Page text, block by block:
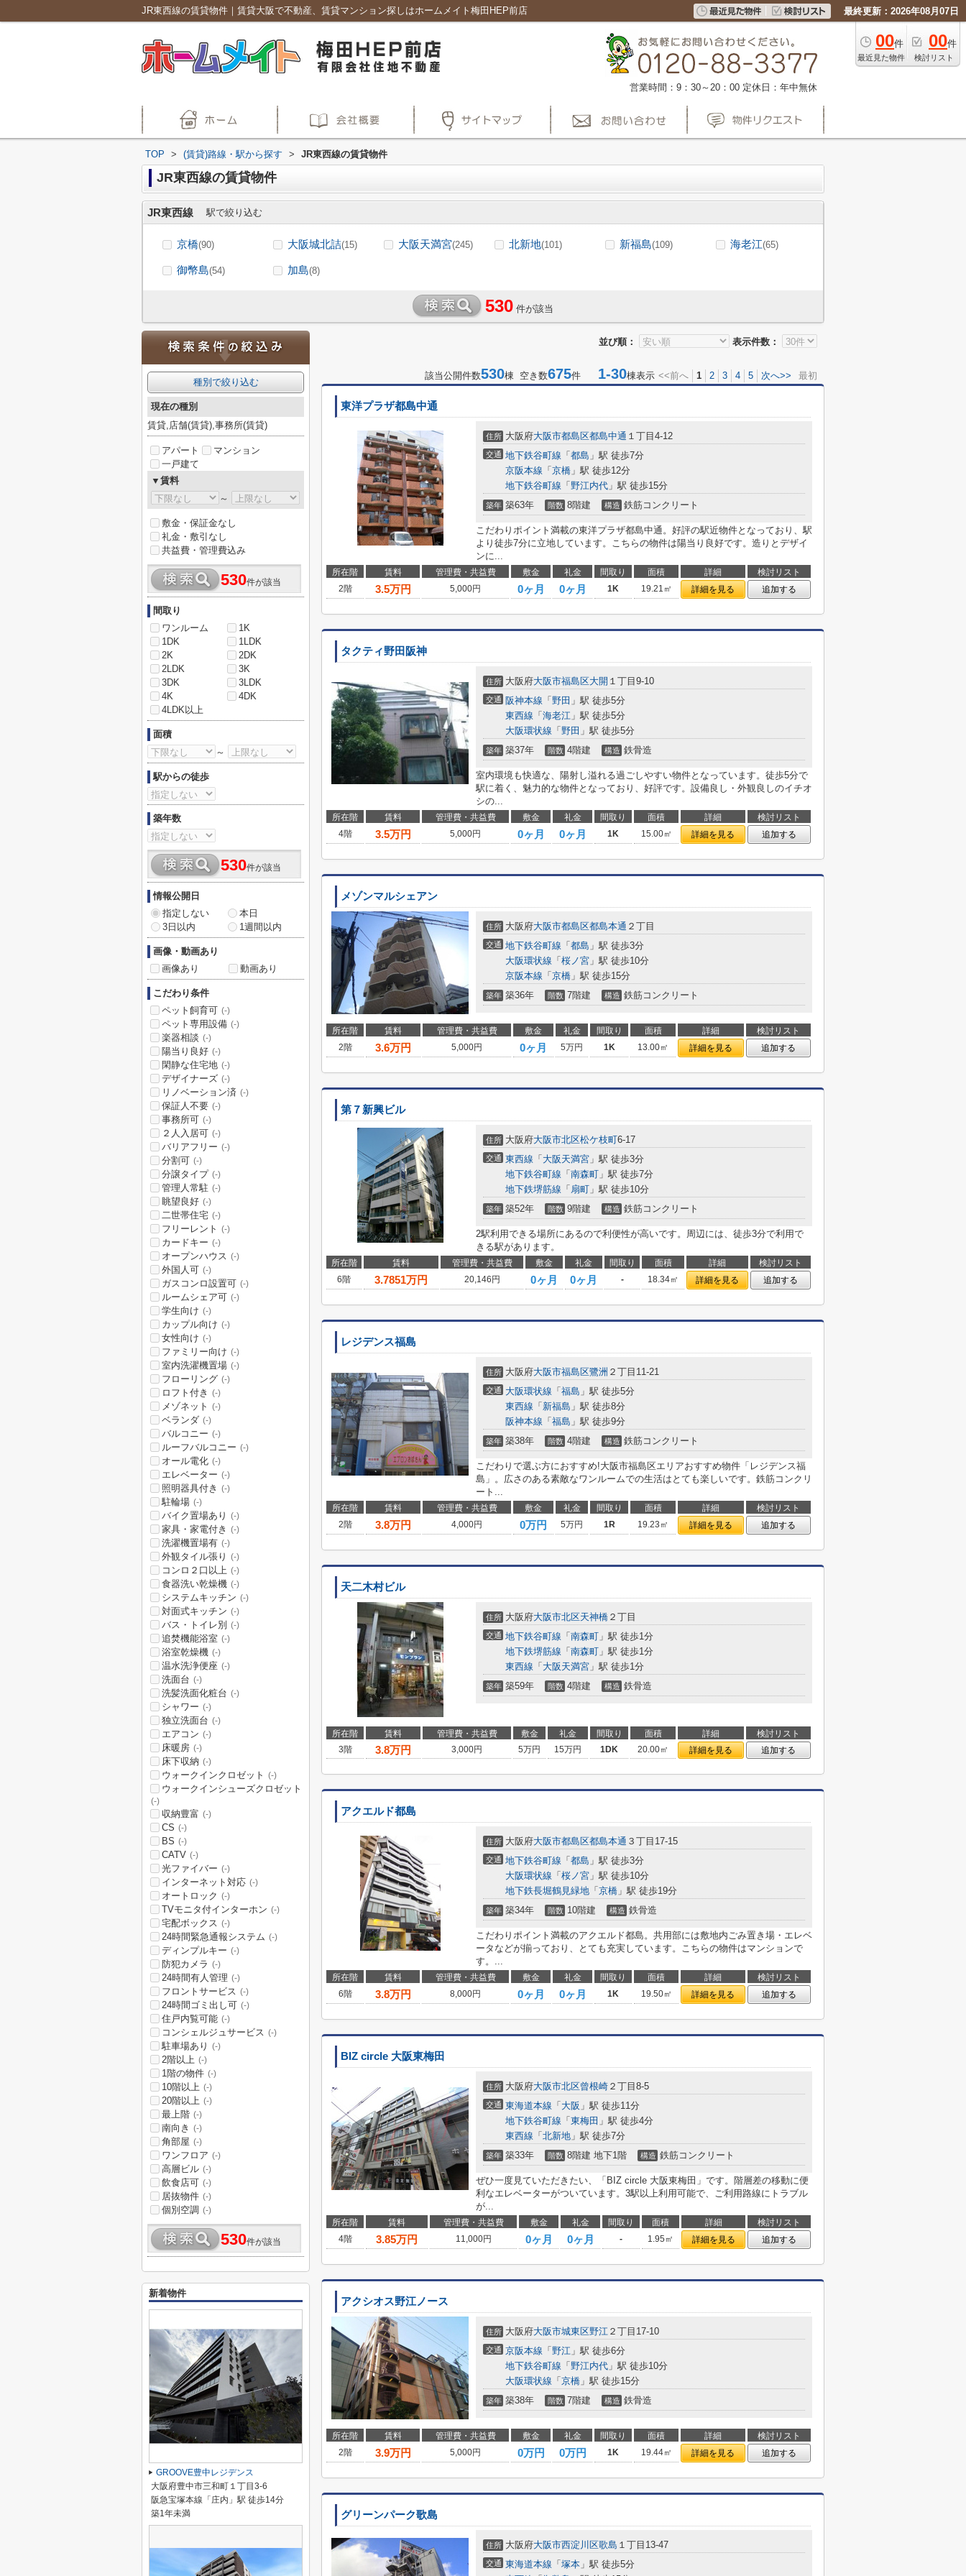
JR東西線の賃貸物件｜賃貸大阪で不動産、賃貸マンション探しはホームメイト梅田HEP前店 最終更新：2026年08月07日
00件
最近見た物件
00件
検討リスト
営業時間：9：30～20：00 定休日：年中無休
TOP > (賃貸)路線・駅から探す > JR東西線の賃貸物件
JR東西線の賃貸物件
JR東西線 駅で絞り込む
京橋(90) 大阪城北詰(15) 大阪天満宮(245) 北新地(101) 新福島(109) 海老江(65)
御幣島(54) 加島(8)
530 件が該当
並び順： 表示件数：
該当公開件数530棟 空き数675件 1-30棟表示 <<前へ 1 2 3 4 5 次へ>> 最初
東洋プラザ都島中通
住所 大阪府大阪市都島区都島中通 １丁目4-12
交通 地下鉄谷町線 「 都島 」駅 徒歩7分
京阪本線 「 京橋 」駅 徒歩12分
地下鉄谷町線 「 野江内代 」駅 徒歩15分
築年 築63年 階数 8階建 構造 鉄筋コンクリート
こだわりポイント満載の東洋プラザ都島中通。好評の駅近物件となっており、駅
より徒歩7分に立地しています。こちらの物件は陽当り良好です。造りとデザイ
ンに...
所在階 賃料 管理費・共益費 敷金 礼金 間取り 面積 詳細
検討リスト
2階
3.5万円 5,000円 0ヶ月 0ヶ月 1K 19.21㎡ 詳細を見る 追加する
タクティ野田阪神
住所 大阪府大阪市福島区大開 １丁目9-10
交通 阪神本線 「 野田 」駅 徒歩5分
東西線 「 海老江 」駅 徒歩5分
大阪環状線 「 野田 」駅 徒歩5分
築年 築37年 階数 4階建 構造 鉄骨造
室内環境も快適な、陽射し溢れる過ごしやすい物件となっています。徒歩5分で
駅に着く、魅力的な物件となっており、好評です。設備良し・外観良しのイチオ
シの...
所在階 賃料 管理費・共益費 敷金 礼金 間取り 面積 詳細
検討リスト
4階
3.5万円 5,000円 0ヶ月 0ヶ月 1K 15.00㎡ 詳細を見る 追加する
メゾンマルシェアン
住所 大阪府大阪市都島区都島本通 ２丁目
交通 地下鉄谷町線 「 都島 」駅 徒歩3分
大阪環状線 「 桜ノ宮 」駅 徒歩10分
京阪本線 「 京橋 」駅 徒歩15分
築年 築36年 階数 7階建 構造 鉄筋コンクリート
所在階 賃料 管理費・共益費 敷金 礼金 間取り 面積 詳細
検討リスト
2階
3.6万円 5,000円 0ヶ月 5万円 1K 13.00㎡ 詳細を見る 追加する
第７新興ビル
住所 大阪府大阪市北区松ケ枝町6-17
交通 東西線 「 大阪天満宮 」駅 徒歩3分
地下鉄谷町線 「 南森町 」駅 徒歩7分
地下鉄堺筋線 「 扇町 」駅 徒歩10分
築年 築52年 階数 9階建 構造 鉄筋コンクリート
2駅利用できる場所にあるので利便性が高いです。周辺には、徒歩3分で利用で
きる駅があります。
所在階 賃料 管理費・共益費 敷金 礼金 間取り 面積 詳細
検討リスト
6階
3.7851万円 20,146円 0ヶ月 0ヶ月 - 18.34㎡ 詳細を見る 追加する
レジデンス福島
住所 大阪府大阪市福島区鷺洲 ２丁目11-21
交通 大阪環状線 「 福島 」駅 徒歩5分
東西線 「 新福島 」駅 徒歩8分
阪神本線 「 福島 」駅 徒歩9分
築年 築38年 階数 4階建 構造 鉄筋コンクリート
こだわりで選ぶ方におすすめ!大阪市福島区エリアおすすめ物件「レジデンス福
島」。広さのある素敵なワンルームでの生活はとても楽しいです。鉄筋コンクリ
ート...
所在階 賃料 管理費・共益費 敷金 礼金 間取り 面積 詳細
検討リスト
2階
3.8万円 4,000円 0万円 5万円 1R 19.23㎡ 詳細を見る 追加する
天二木村ビル
住所 大阪府大阪市北区天神橋 ２丁目
交通 地下鉄谷町線 「 南森町 」駅 徒歩1分
地下鉄堺筋線 「 南森町 」駅 徒歩1分
東西線 「 大阪天満宮 」駅 徒歩1分
築年 築59年 階数 4階建 構造 鉄骨造
所在階 賃料 管理費・共益費 敷金 礼金 間取り 面積 詳細
検討リスト
3階
3.8万円 3,000円 5万円 15万円 1DK 20.00㎡ 詳細を見る 追加する
アクエルド都島
住所 大阪府大阪市都島区都島本通 ３丁目17-15
交通 地下鉄谷町線 「 都島 」駅 徒歩3分
大阪環状線 「 桜ノ宮 」駅 徒歩10分
地下鉄長堀鶴見緑地 「 京橋 」駅 徒歩19分
築年 築34年 階数 10階建 構造 鉄骨造
こだわりポイント満載のアクエルド都島。共用部には敷地内ごみ置き場・エレベ
ータなどが揃っており、とても充実しています。こちらの物件はマンションで
す。...
所在階 賃料 管理費・共益費 敷金 礼金 間取り 面積 詳細
検討リスト
6階
3.8万円 8,000円 0ヶ月 0ヶ月 1K 19.50㎡ 詳細を見る 追加する
BIZ circle 大阪東梅田
住所 大阪府大阪市北区曾根崎 ２丁目8-5
交通 東海道本線 「 大阪 」駅 徒歩11分
地下鉄谷町線 「 東梅田 」駅 徒歩4分
東西線 「 北新地 」駅 徒歩7分
築年 築33年 階数 8階建 地下1階 構造 鉄筋コンクリート
ぜひ一度見ていただきたい、「BIZ circle 大阪東梅田」です。階層差の移動に便
利なエレベーターがついています。3駅以上利用可能で、ご利用路線にトラブル
が...
所在階 賃料 管理費・共益費 敷金 礼金 間取り 面積 詳細
検討リスト
4階
3.85万円 11,000円 0ヶ月 0ヶ月 - 1.95㎡ 詳細を見る 追加する
アクシオス野江ノース
住所 大阪府大阪市城東区野江 ２丁目17-10
交通 京阪本線 「 野江 」駅 徒歩6分
地下鉄谷町線 「 野江内代 」駅 徒歩10分
大阪環状線 「 京橋 」駅 徒歩15分
築年 築38年 階数 7階建 構造 鉄骨造
所在階 賃料 管理費・共益費 敷金 礼金 間取り 面積 詳細
検討リスト
2階
3.9万円 5,000円 0万円 0万円 1K 19.44㎡ 詳細を見る 追加する
グリーンパーク歌島
住所 大阪府大阪市西淀川区歌島 １丁目13-47
交通 東海道本線 「 塚本 」駅 徒歩5分
種別で絞り込む
現在の種別
賃貸,店舗(賃貸),事務所(賃貸)
アパート
マンション
一戸建て
▼賃料
～
敷金・保証金なし
礼金・敷引なし
共益費・管理費込み
530件が該当
間取り
ワンルーム
1K
1DK
1LDK
2K
2DK
2LDK
3K
3DK
3LDK
4K
4DK
4LDK以上
面積
～
駅からの徒歩
築年数
530件が該当
情報公開日
指定しない
本日
3日以内
1週間以内
画像・動画あり
画像あり
動画あり
こだわり条件
ペット飼育可 (-)
ペット専用設備 (-)
楽器相談 (-)
陽当り良好 (-)
閑静な住宅地 (-)
デザイナーズ (-)
リノベーション済 (-)
保証人不要 (-)
事務所可 (-)
２人入居可 (-)
バリアフリー (-)
分割可 (-)
分譲タイプ (-)
管理人常駐 (-)
眺望良好 (-)
二世帯住宅 (-)
フリーレント (-)
カードキー (-)
オープンハウス (-)
外国人可 (-)
ガスコンロ設置可 (-)
ルームシェア可 (-)
学生向け (-)
カップル向け (-)
女性向け (-)
ファミリー向け (-)
室内洗濯機置場 (-)
フローリング (-)
ロフト付き (-)
メゾネット (-)
ベランダ (-)
バルコニー (-)
ルーフバルコニー (-)
オール電化 (-)
エレベーター (-)
照明器具付き (-)
駐輪場 (-)
バイク置場あり (-)
家具・家電付き (-)
洗濯機置場有 (-)
外観タイル張り (-)
コンロ２口以上 (-)
食器洗い乾燥機 (-)
システムキッチン (-)
対面式キッチン (-)
バス・トイレ別 (-)
追焚機能浴室 (-)
浴室乾燥機 (-)
温水洗浄便座 (-)
洗面台 (-)
洗髪洗面化粧台 (-)
シャワー (-)
独立洗面台 (-)
エアコン (-)
床暖房 (-)
床下収納 (-)
ウォークインクロゼット (-)
ウォークインシューズクロゼット
(-)
収納豊富 (-)
CS (-)
BS (-)
CATV (-)
光ファイバー (-)
インターネット対応 (-)
オートロック (-)
TVモニタ付インターホン (-)
宅配ボックス (-)
24時間緊急通報システム (-)
ディンプルキー (-)
防犯カメラ (-)
24時間有人管理 (-)
フロントサービス (-)
24時間ゴミ出し可 (-)
住戸内覧可能 (-)
コンシェルジュサービス (-)
駐車場あり (-)
2階以上 (-)
1階の物件 (-)
10階以上 (-)
20階以上 (-)
最上階 (-)
南向き (-)
角部屋 (-)
ワンフロア (-)
高層ビル (-)
飲食店可 (-)
居抜物件 (-)
個別空調 (-)
530件が該当
新着物件
GROOVE豊中レジデンス
大阪府豊中市三和町１丁目3-6
阪急宝塚本線「庄内」駅 徒歩14分
築1年未満